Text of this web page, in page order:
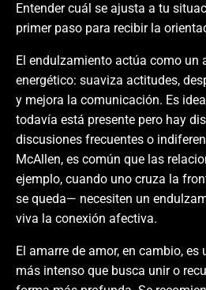
Entender cuál se ajusta a tu
primer paso para recibir la
El endulzamiento actúa como un
energético: suaviza actitudes,
y mejora la comunicación. Es
todavía está presente pero hay
discusiones frecuentes o
McAllen, es común que las
ejemplo, cuando uno cruza la
se queda— necesiten un
viva la conexión afectiva.
El amarre de amor, en cambio, es
más intenso que busca unir o